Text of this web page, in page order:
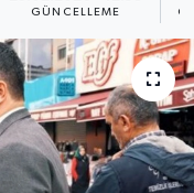
GÜNCELLEME